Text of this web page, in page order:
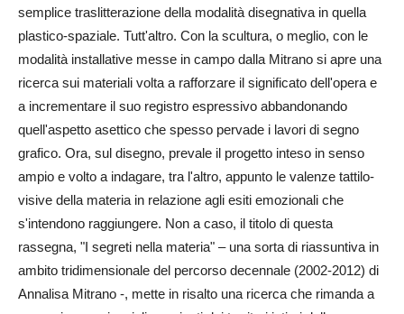
semplice traslitterazione della modalità disegnativa in quella
plastico-spaziale. Tutt'altro. Con la scultura, o meglio, con le
modalità installative messe in campo dalla Mitrano si apre una
ricerca sui materiali volta a rafforzare il significato dell'opera e
a incrementare il suo registro espressivo abbandonando
quell'aspetto asettico che spesso pervade i lavori di segno
grafico. Ora, sul disegno, prevale il progetto inteso in senso
ampio e volto a indagare, tra l'altro, appunto le valenze tattilo-
visive della materia in relazione agli esiti emozionali che
s'intendono raggiungere. Non a caso, il titolo di questa
rassegna, "I segreti nella materia" – una sorta di riassuntiva in
ambito tridimensionale del percorso decennale (2002-2012) di
Annalisa Mitrano -, mette in risalto una ricerca che rimanda a